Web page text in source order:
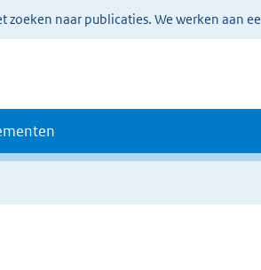
naar publicaties. We werken aan